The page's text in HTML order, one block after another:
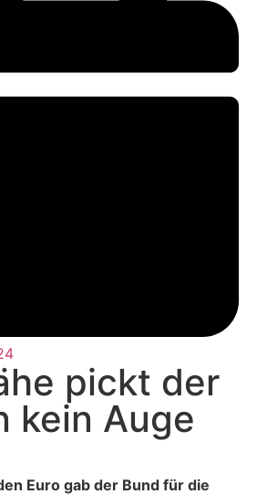
pickt der
kein Auge
Euro gab der Bund für die